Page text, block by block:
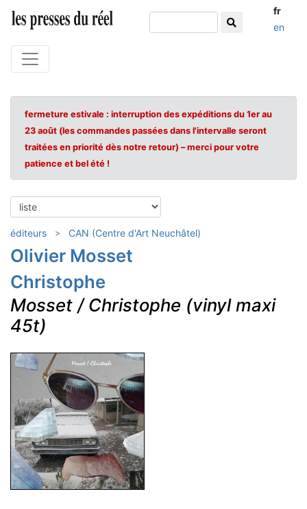
fr
en
fermeture estivale : interruption des expéditions du 1er au
23 août (les commandes passées dans l'intervalle seront
traitées en priorité dès notre retour) – merci pour votre
patience et bel été !
éditeurs CAN (Centre d'Art Neuchâtel)
Olivier Mosset
Christophe
Mosset / Christophe (vinyl maxi
45t)